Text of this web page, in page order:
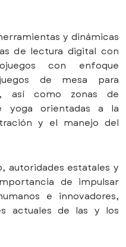
y dinámicas
de lectura digital con
con enfoque
de mesa para
así como zonas de
yoga orientadas a la
y el manejo del
autoridades estatales y
de impulsar
e innovadores,
actuales de las y los